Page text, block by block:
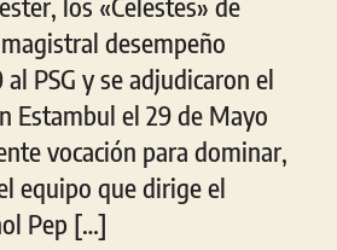
desempeño
PSG y se adjudicaron el
Estambul el 29 de Mayo
vocación para dominar,
equipo que dirige el
Pep […]